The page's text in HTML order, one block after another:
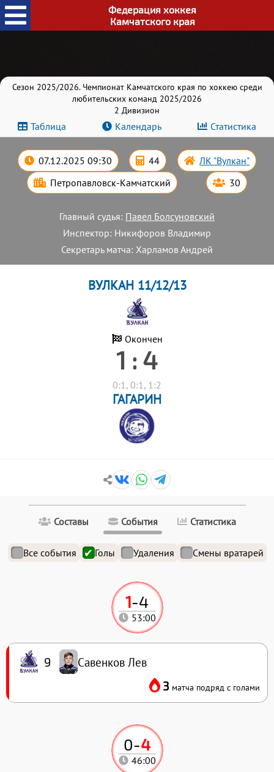
Федерация хоккея
Камчатского края
Сезон 2025/2026. Чемпионат Камчатского края по хоккею среди
любительских команд 2025/2026
2 Дивизион
Таблица Календарь Статистика
07.12.2025 09:30 44 ЛК "Вулкан"
Петропавловск-Камчатский 30
Главный судья: Павел Болсуновский
Инспектор: Никифоров Владимир
Секретарь матча: Харламов Андрей
ВУЛКАН 11/12/13
Окончен
1 : 4
0:1, 0:1, 1:2
ГАГАРИН
Составы События Статистика
Все события Голы Удаления Смены вратарей
0-4
46:00
1-4
53:00
9 Савенков Лев
3 матча подряд с голами